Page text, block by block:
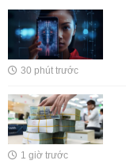
30 phút trước
1 giờ trước